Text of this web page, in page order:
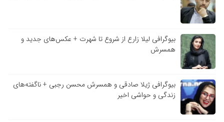
بیوگرافی لیلا زارع از شروع تا شهرت + عکس‌های جدید و
همسرش
بیوگرافی ژیلا صادقی و همسرش محسن رجبی + ناگفته‌های
زندگی و حواشی اخیر